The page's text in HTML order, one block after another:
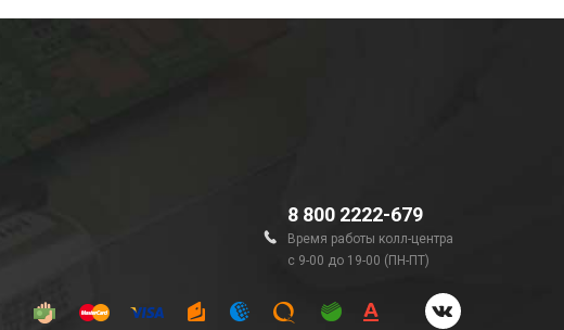
8 800 2222-679
Время работы колл-центра
с 9-00 до 19-00 (ПН-ПТ)